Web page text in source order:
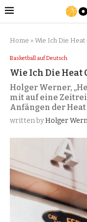
Home » Wie Ich Die
Basketball auf Deutsch
Wie Ich Die Heat
Holger Werner,
mit auf eine
Anfängen der
written byHolger